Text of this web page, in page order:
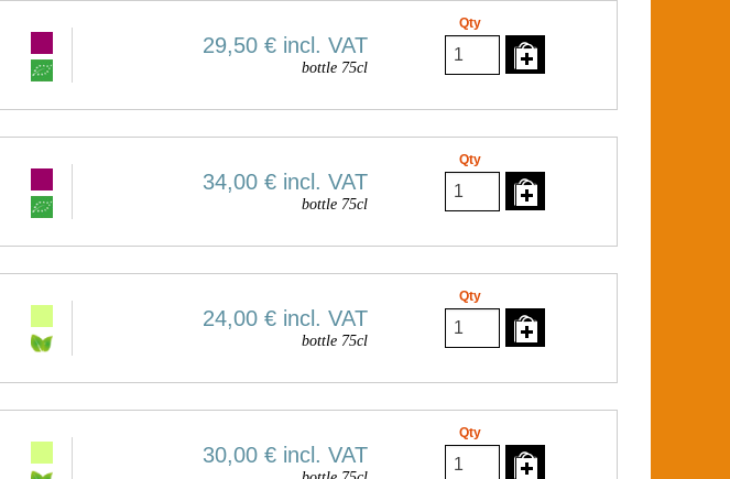
29,50 € incl. VAT
bottle 75cl
Qty
34,00 € incl. VAT
bottle 75cl
Qty
24,00 € incl. VAT
bottle 75cl
Qty
30,00 € incl. VAT
Qty